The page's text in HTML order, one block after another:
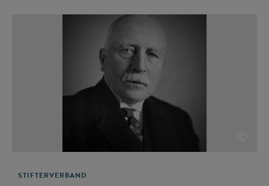
STIFTERVERBAND